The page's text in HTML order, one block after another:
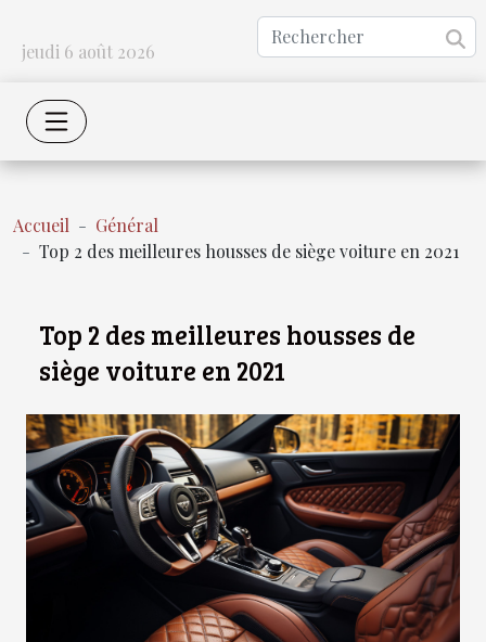
jeudi 6 août 2026
Accueil
Général
Top 2 des meilleures housses de siège voiture en 2021
Top 2 des meilleures housses de
siège voiture en 2021